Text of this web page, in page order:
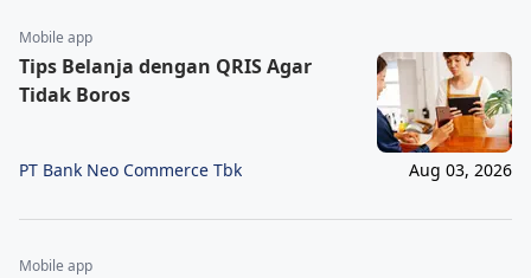
Mobile app
Tips Belanja dengan QRIS Agar
Tidak Boros
PT Bank Neo Commerce Tbk Aug 03, 2026
Mobile app